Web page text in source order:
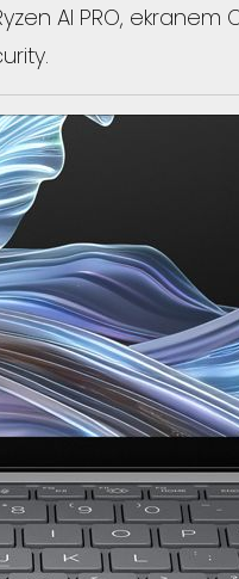
AI PRO, ekranem